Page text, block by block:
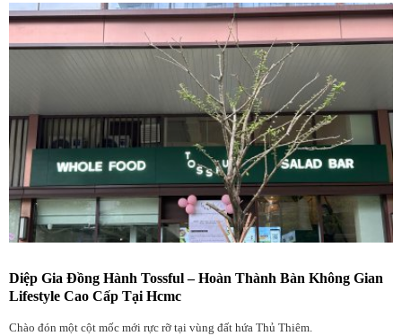
Diệp Gia Đồng Hành Tossful – Hoàn Thành Bàn Không Gian
Lifestyle Cao Cấp Tại Hcmc
Chào đón một cột mốc mới rực rỡ tại vùng đất hứa Thủ Thiêm.